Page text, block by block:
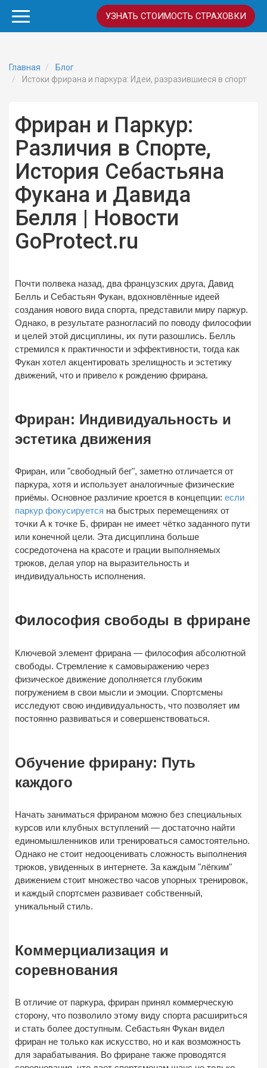
УЗНАТЬ СТОИМОСТЬ СТРАХОВКИ
Главная
Блог
Истоки фрирана и паркура: Идеи, разразившиеся в спорт
Фриран и Паркур:
Различия в Спорте,
История Себастьяна
Фукана и Давида
Белля | Новости
GoProtect.ru
Почти полвека назад, два французских друга, Давид
Белль и Себаcтьян Фукан, вдохновлённые идеей
создания нового вида спорта, представили миру паркур.
Однако, в результате разногласий по поводу философии
и целей этой дисциплины, их пути разошлись. Белль
стремился к практичности и эффективности, тогда как
Фукан хотел акцентировать зрелищность и эстетику
движений, что и привело к рождению фрирана.
Фриран: Индивидуальность и
эстетика движения
Фриран, или "свободный бег", заметно отличается от
паркура, хотя и использует аналогичные физические
приёмы. Основное различие кроется в концепции: если
паркур фокусируется на быстрых перемещениях от
точки А к точке Б, фриран не имеет чётко заданного пути
или конечной цели. Эта дисциплина больше
сосредоточена на красоте и грации выполняемых
трюков, делая упор на выразительность и
индивидуальность исполнения.
Философия свободы в фриране
Ключевой элемент фрирана — философия абсолютной
свободы. Стремление к самовыражению через
физическое движение дополняется глубоким
погружением в свои мысли и эмоции. Спортсмены
исследуют свою индивидуальность, что позволяет им
постоянно развиваться и совершенствоваться.
Обучение фрирану: Путь
каждого
Начать заниматься фрираном можно без специальных
курсов или клубных вступлений — достаточно найти
единомышленников или тренироваться самостоятельно.
Однако не стоит недооценивать сложность выполнения
трюков, увиденных в интернете. За каждым "лёгким"
движением стоит множество часов упорных тренировок,
и каждый спортсмен развивает собственный,
уникальный стиль.
Коммерциализация и
соревнования
В отличие от паркура, фриран принял коммерческую
сторону, что позволило этому виду спорта расшириться
и стать более доступным. Себастьян Фукан видел
фриран не только как искусство, но и как возможность
для зарабатывания. Во фриране также проводятся